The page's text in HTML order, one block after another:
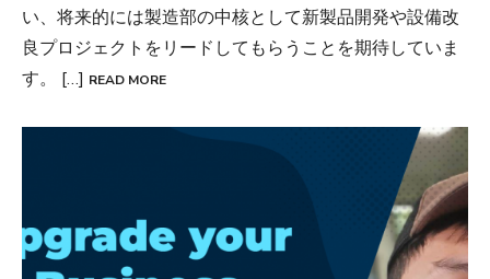
い、将来的には製造部の中核として新製品開発や設備改
良プロジェクトをリードしてもらうことを期待していま
す。 […] READ MORE